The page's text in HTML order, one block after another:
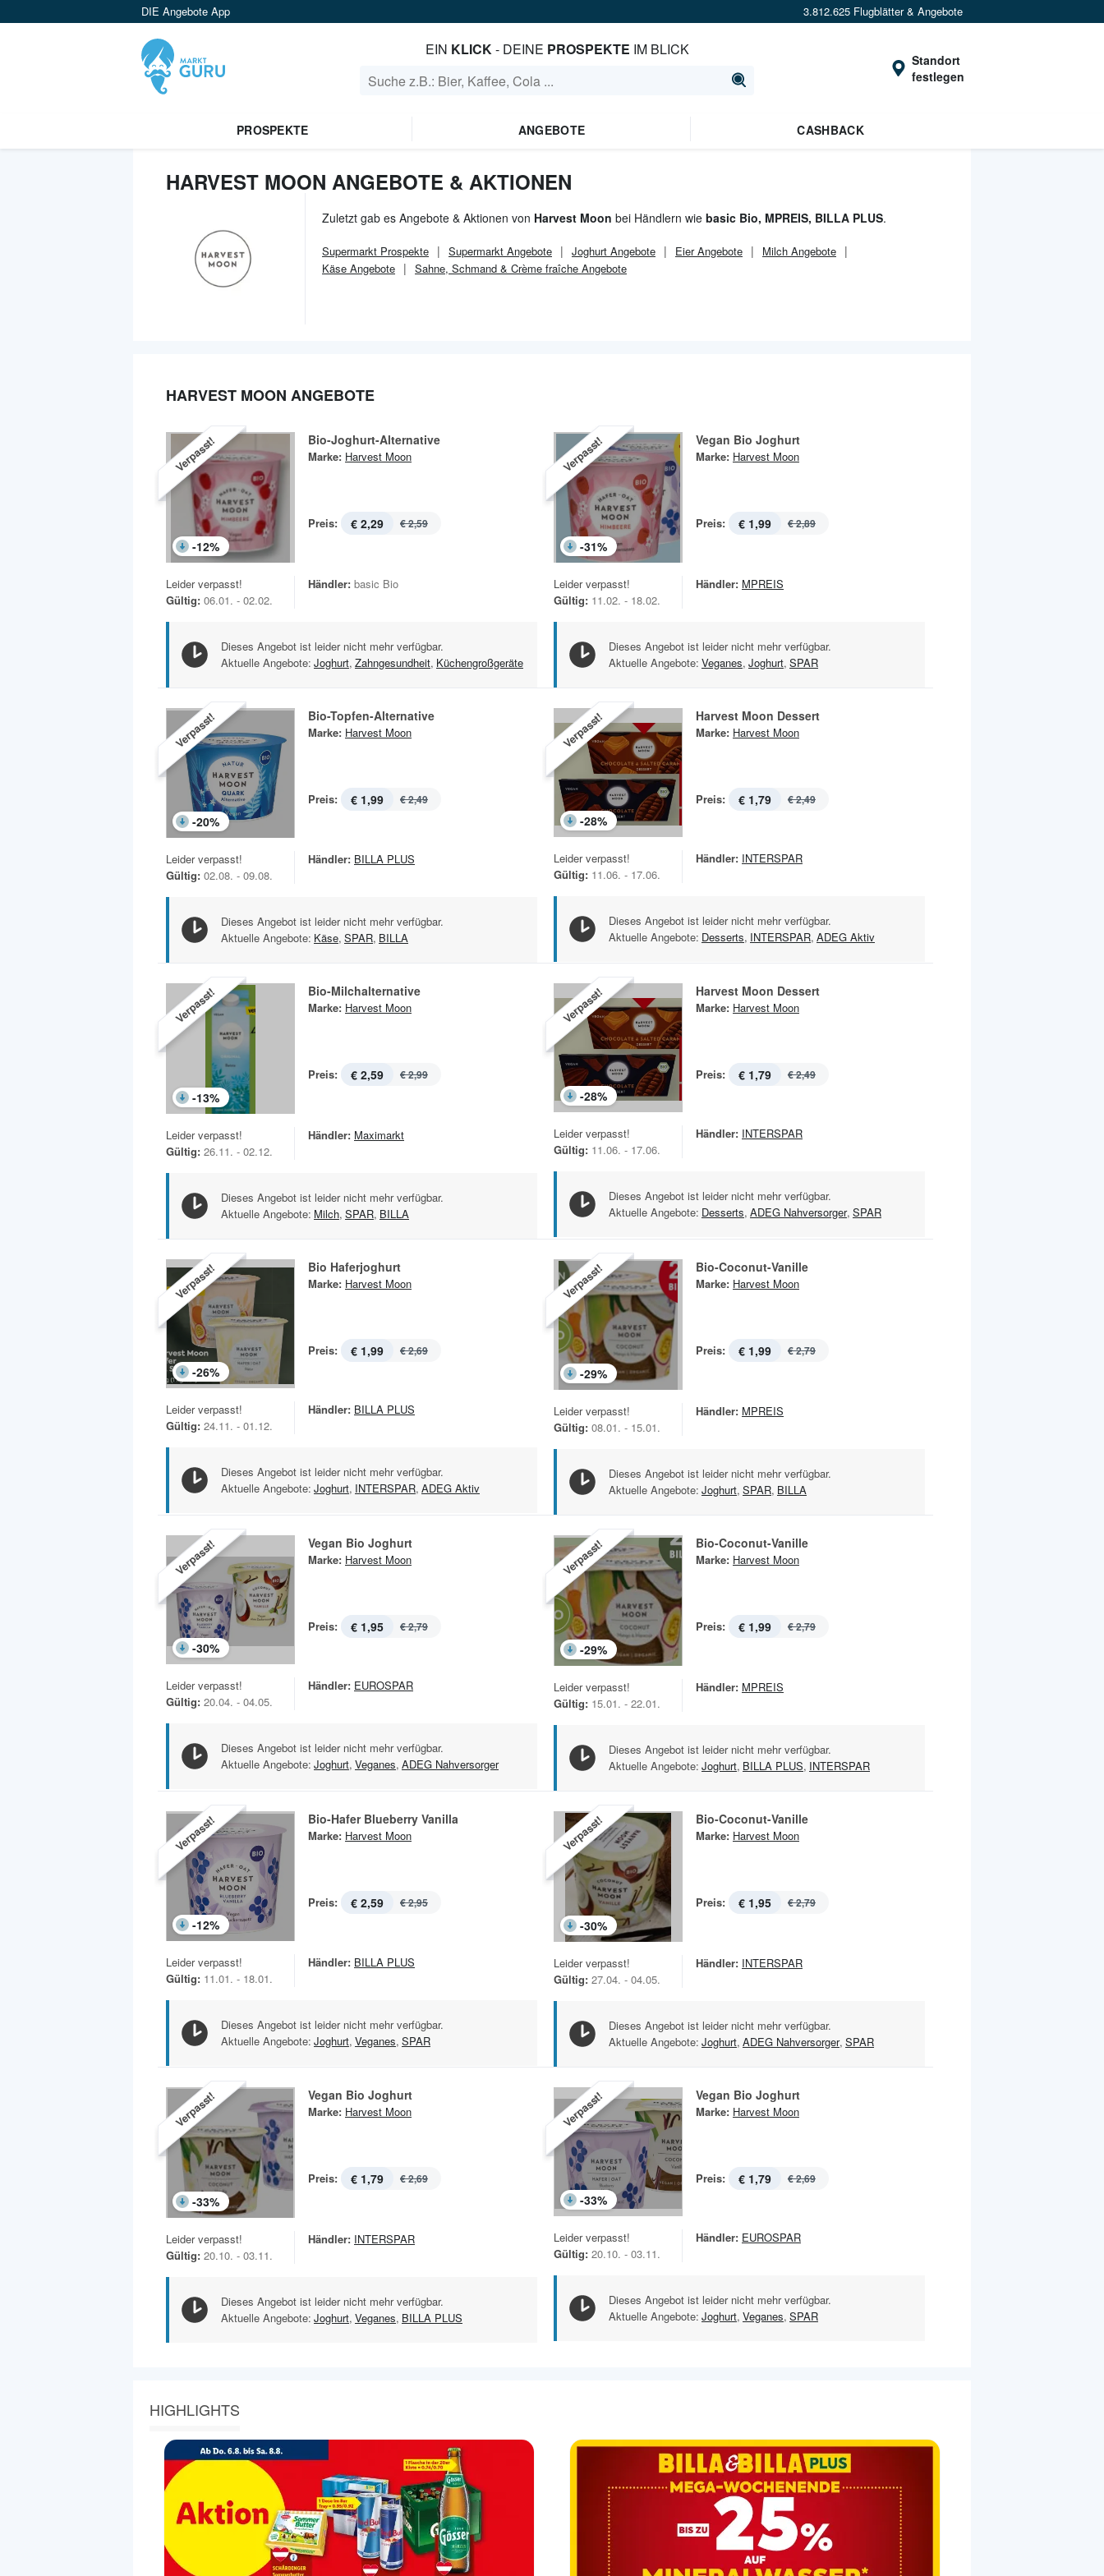
DIE Angebote App 3.812.625 Flugblätter & Angebote
EIN KLICK- DEINE PROSPEKTE IM BLICK
Standort
festlegen
PROSPEKTE ANGEBOTE CASHBACK
HARVEST MOON ANGEBOTE & AKTIONEN
Zuletzt gab es Angebote & Aktionen von Harvest Moon bei Händlern wie basic Bio, MPREIS, BILLA PLUS.
Supermarkt Prospekte Supermarkt Angebote Joghurt Angebote Eier Angebote
Milch Angebote
Käse Angebote
Sahne, Schmand & Crème fraîche Angebote
HARVEST MOON ANGEBOTE
Verpasst!
-12%
Bio-Joghurt-Alternative
Marke: Harvest Moon
Preis: € 2,29 € 2,59
Leider verpasst!
Gültig: 06.01. - 02.02.
Händler: basic Bio
Dieses Angebot ist leider nicht mehr verfügbar.
Aktuelle Angebote: Joghurt, Zahngesundheit, Küchengroßgeräte
Verpasst!
-31%
Vegan Bio Joghurt
Marke: Harvest Moon
Preis: € 1,99 € 2,89
Leider verpasst!
Gültig: 11.02. - 18.02.
Händler: MPREIS
Dieses Angebot ist leider nicht mehr verfügbar.
Aktuelle Angebote: Veganes, Joghurt, SPAR
Verpasst!
-20%
Bio-Topfen-Alternative
Marke: Harvest Moon
Preis: € 1,99 € 2,49
Leider verpasst!
Gültig: 02.08. - 09.08.
Händler: BILLA PLUS
Dieses Angebot ist leider nicht mehr verfügbar.
Aktuelle Angebote: Käse, SPAR, BILLA
Verpasst!
-28%
Harvest Moon Dessert
Marke: Harvest Moon
Preis: € 1,79 € 2,49
Leider verpasst!
Gültig: 11.06. - 17.06.
Händler: INTERSPAR
Dieses Angebot ist leider nicht mehr verfügbar.
Aktuelle Angebote: Desserts, INTERSPAR, ADEG Aktiv
Verpasst!
-13%
Bio-Milchalternative
Marke: Harvest Moon
Preis: € 2,59 € 2,99
Leider verpasst!
Gültig: 26.11. - 02.12.
Händler: Maximarkt
Dieses Angebot ist leider nicht mehr verfügbar.
Aktuelle Angebote: Milch, SPAR, BILLA
Verpasst!
-28%
Harvest Moon Dessert
Marke: Harvest Moon
Preis: € 1,79 € 2,49
Leider verpasst!
Gültig: 11.06. - 17.06.
Händler: INTERSPAR
Dieses Angebot ist leider nicht mehr verfügbar.
Aktuelle Angebote: Desserts, ADEG Nahversorger, SPAR
Verpasst!
-26%
Bio Haferjoghurt
Marke: Harvest Moon
Preis: € 1,99 € 2,69
Leider verpasst!
Gültig: 24.11. - 01.12.
Händler: BILLA PLUS
Dieses Angebot ist leider nicht mehr verfügbar.
Aktuelle Angebote: Joghurt, INTERSPAR, ADEG Aktiv
Verpasst!
-29%
Bio-Coconut-Vanille
Marke: Harvest Moon
Preis: € 1,99 € 2,79
Leider verpasst!
Gültig: 08.01. - 15.01.
Händler: MPREIS
Dieses Angebot ist leider nicht mehr verfügbar.
Aktuelle Angebote: Joghurt, SPAR, BILLA
Verpasst!
-30%
Vegan Bio Joghurt
Marke: Harvest Moon
Preis: € 1,95 € 2,79
Leider verpasst!
Gültig: 20.04. - 04.05.
Händler: EUROSPAR
Dieses Angebot ist leider nicht mehr verfügbar.
Aktuelle Angebote: Joghurt, Veganes, ADEG Nahversorger
Verpasst!
-29%
Bio-Coconut-Vanille
Marke: Harvest Moon
Preis: € 1,99 € 2,79
Leider verpasst!
Gültig: 15.01. - 22.01.
Händler: MPREIS
Dieses Angebot ist leider nicht mehr verfügbar.
Aktuelle Angebote: Joghurt, BILLA PLUS, INTERSPAR
Verpasst!
-12%
Bio-Hafer Blueberry Vanilla
Marke: Harvest Moon
Preis: € 2,59 € 2,95
Leider verpasst!
Gültig: 11.01. - 18.01.
Händler: BILLA PLUS
Dieses Angebot ist leider nicht mehr verfügbar.
Aktuelle Angebote: Joghurt, Veganes, SPAR
Verpasst!
-30%
Bio-Coconut-Vanille
Marke: Harvest Moon
Preis: € 1,95 € 2,79
Leider verpasst!
Gültig: 27.04. - 04.05.
Händler: INTERSPAR
Dieses Angebot ist leider nicht mehr verfügbar.
Aktuelle Angebote: Joghurt, ADEG Nahversorger, SPAR
Verpasst!
-33%
Vegan Bio Joghurt
Marke: Harvest Moon
Preis: € 1,79 € 2,69
Leider verpasst!
Gültig: 20.10. - 03.11.
Händler: INTERSPAR
Dieses Angebot ist leider nicht mehr verfügbar.
Aktuelle Angebote: Joghurt, Veganes, BILLA PLUS
Verpasst!
-33%
Vegan Bio Joghurt
Marke: Harvest Moon
Preis: € 1,79 € 2,69
Leider verpasst!
Gültig: 20.10. - 03.11.
Händler: EUROSPAR
Dieses Angebot ist leider nicht mehr verfügbar.
Aktuelle Angebote: Joghurt, Veganes, SPAR
HIGHLIGHTS